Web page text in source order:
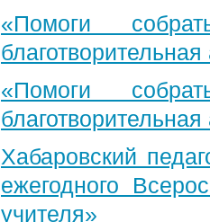
«Помоги
«Помоги
Хабаровский
ежегодного
учителя»